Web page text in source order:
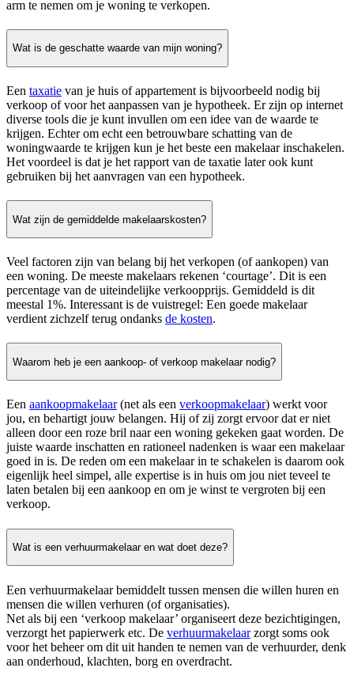
arm te nemen om je woning te verkopen.
Wat is de geschatte waarde van mijn woning?
Een taxatie van je huis of appartement is bijvoorbeeld nodig bij
verkoop of voor het aanpassen van je hypotheek. Er zijn op internet
diverse tools die je kunt invullen om een idee van de waarde te
krijgen. Echter om echt een betrouwbare schatting van de
woningwaarde te krijgen kun je het beste een makelaar inschakelen.
Het voordeel is dat je het rapport van de taxatie later ook kunt
gebruiken bij het aanvragen van een hypotheek.
Wat zijn de gemiddelde makelaarskosten?
Veel factoren zijn van belang bij het verkopen (of aankopen) van
een woning. De meeste makelaars rekenen ‘courtage’. Dit is een
percentage van de uiteindelijke verkoopprijs. Gemiddeld is dit
meestal 1%. Interessant is de vuistregel: Een goede makelaar
verdient zichzelf terug ondanks de kosten.
Waarom heb je een aankoop- of verkoop makelaar nodig?
Een aankoopmakelaar(net als een verkoopmakelaar) werkt voor
jou, en behartigt jouw belangen. Hij of zij zorgt ervoor dat er niet
alleen door een roze bril naar een woning gekeken gaat worden. De
juiste waarde inschatten en rationeel nadenken is waar een makelaar
goed in is. De reden om een makelaar in te schakelen is daarom ook
eigenlijk heel simpel, alle expertise is in huis om jou niet teveel te
laten betalen bij een aankoop en om je winst te vergroten bij een
verkoop.
Wat is een verhuurmakelaar en wat doet deze?
Een verhuurmakelaar bemiddelt tussen mensen die willen huren en
mensen die willen verhuren (of organisaties).
Net als bij een ‘verkoop makelaar’ organiseert deze bezichtigingen,
verzorgt het papierwerk etc. De verhuurmakelaarzorgt soms ook
voor het beheer om dit uit handen te nemen van de verhuurder, denk
aan onderhoud, klachten, borg en overdracht.